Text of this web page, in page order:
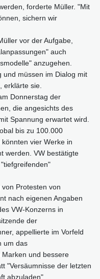
forderte Müller. "Mit
sichern wir
vor der Aufgabe,
auch
anzugehen.
und müssen im Dialog mit
erklärte sie.
Donnerstag der
die angesichts des
Spannung erwartet wird.
bis zu 100.000
vier Werke in
werden. VW bestätigte
Protesten von
nach eigenen Angaben
VW-Konzerns in
der
appellierte im Vorfeld
um das
und bessere
"Versäumnisse der letzten
abzuladen".